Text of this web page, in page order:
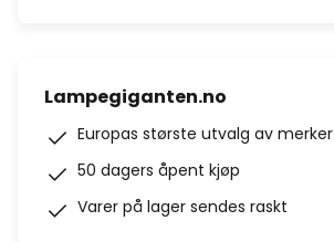
Lampegiganten.no
Europas største utvalg av merker
50 dagers åpent kjøp
Varer på lager sendes raskt